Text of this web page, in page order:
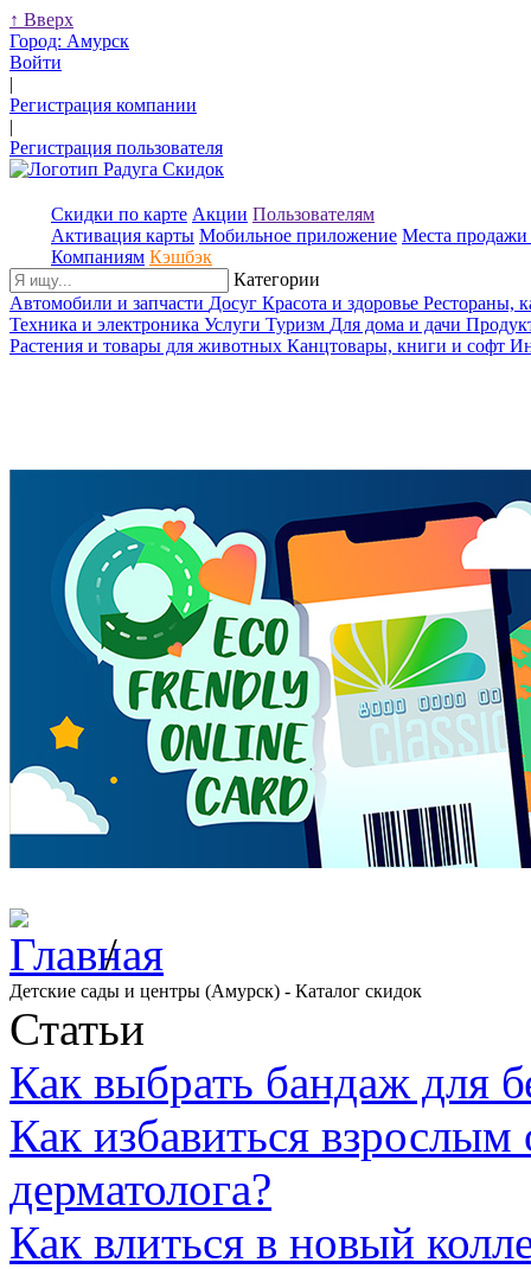
↑ Вверх
Город: Амурск
Войти
|
Регистрация компании
|
Регистрация пользователя
Скидки по карте Акции Пользователям
Активация карты Мобильное приложение Места продажи
Компаниям Кэшбэк
Категории
Автомобили и запчасти Досуг Красота и здоровье Рестораны,
Техника и электроника Услуги Туризм Для дома и дачи
Растения и товары для животных Канцтовары, книги и софт
/
Детские сады и центры (Амурск) - Каталог скидок
Статьи
Как выбрать бандаж для
Как избавиться
дерматолога?
Как влиться в новый